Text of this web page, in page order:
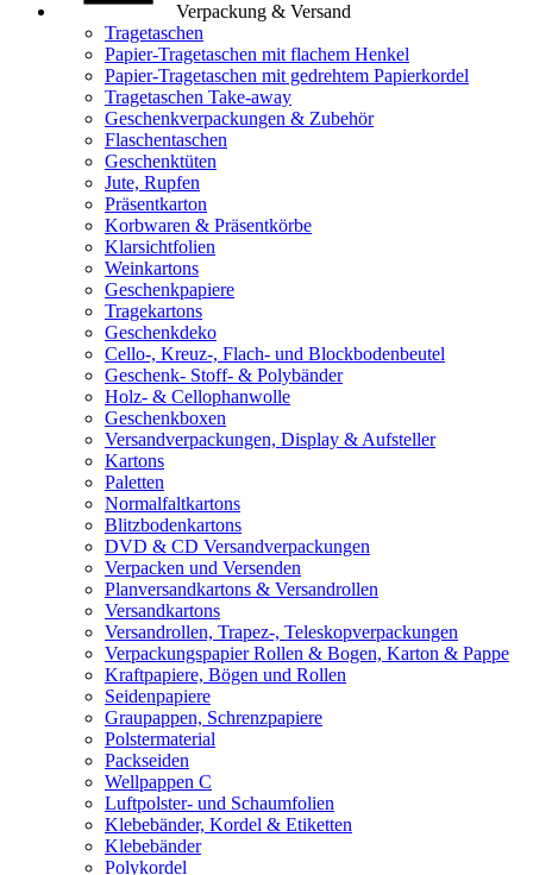
Verpackung & Versand
Tragetaschen
Papier-Tragetaschen mit flachem Henkel
Papier-Tragetaschen mit gedrehtem Papierkordel
Tragetaschen Take-away
Geschenkverpackungen & Zubehör
Flaschentaschen
Geschenktüten
Jute, Rupfen
Präsentkarton
Korbwaren & Präsentkörbe
Klarsichtfolien
Weinkartons
Geschenkpapiere
Tragekartons
Geschenkdeko
Cello-, Kreuz-, Flach- und Blockbodenbeutel
Geschenk- Stoff- & Polybänder
Holz- & Cellophanwolle
Geschenkboxen
Versandverpackungen, Display & Aufsteller
Kartons
Paletten
Normalfaltkartons
Blitzbodenkartons
DVD & CD Versandverpackungen
Verpacken und Versenden
Planversandkartons & Versandrollen
Versandkartons
Versandrollen, Trapez-, Teleskopverpackungen
Verpackungspapier Rollen & Bogen, Karton & Pappe
Kraftpapiere, Bögen und Rollen
Seidenpapiere
Graupappen, Schrenzpapiere
Polstermaterial
Packseiden
Wellpappen C
Luftpolster- und Schaumfolien
Klebebänder, Kordel & Etiketten
Klebebänder
Polykordel